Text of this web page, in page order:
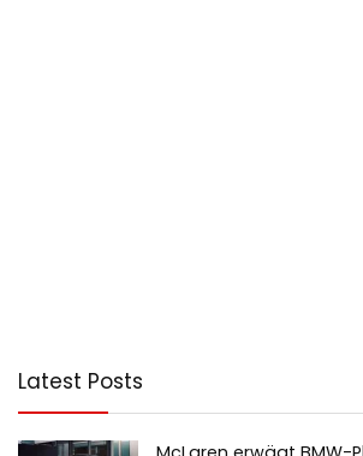
Latest Posts